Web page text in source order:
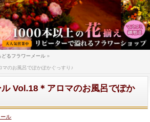
どるフラワーメール »
マのお風呂でぽかぽかぐっすり♪
ル Vol.18＊アロマのお風呂でぽか
ル